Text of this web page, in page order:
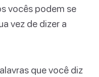
vocês podem se
vez de dizer a
que você diz